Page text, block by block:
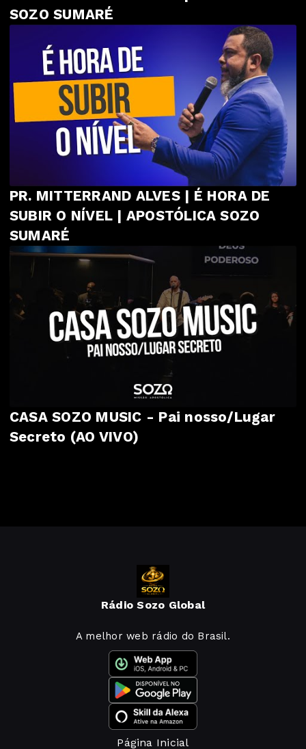
SOZO SUMARÉ
PR. MITTERRAND ALVES | É HORA DE
SUBIR O NÍVEL | APOSTÓLICA SOZO
SUMARÉ
CASA SOZO MUSIC - Pai nosso/Lugar
Secreto (AO VIVO)
Rádio Sozo Global
A melhor web rádio do Brasil.
Página Inicial